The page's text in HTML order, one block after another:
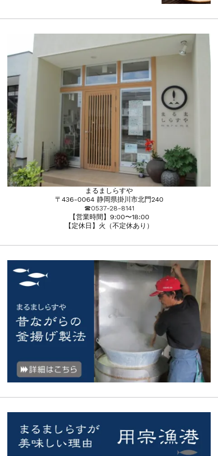
まるましらすや
〒436-0064 静岡県掛川市北門240
☎︎0537-28-8141
【営業時間】9:00〜18:00
【定休日】火（不定休あり）